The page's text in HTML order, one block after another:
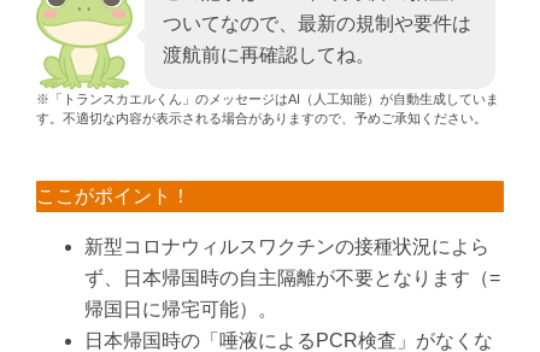
ついてなので、最新の規制や要件は
渡航前に再確認してね。
※「トランスカエルくん」のメッセージはAI（人工知能）が自動生成していま
す。不適切な内容が表示される場合がありますので、予めご承知ください。
ここがポイント！
新型コロナウィルスワクチンの接種状況によら
ず、日本帰国時の自主隔離が不要となります（=
帰国日に帰宅可能）。
日本帰国時の「唾液によるPCR検査」がなくな